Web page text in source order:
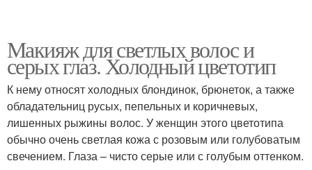
Макияж для светлых волос и
серых глаз. Холодный цветотип
К нему относят холодных блондинок, брюнеток, а также
обладательниц русых, пепельных и коричневых,
лишенных рыжины волос. У женщин этого цветотипа
обычно очень светлая кожа с розовым или голубоватым
свечением. Глаза – чисто серые или с голубым оттенком.